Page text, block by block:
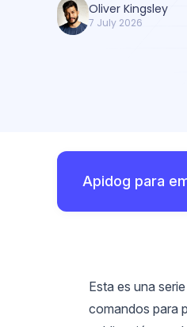
Oliver Kingsley
7 July 2026
Apidog para
Esta es una
comandos para